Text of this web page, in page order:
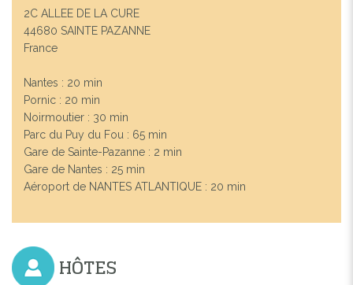
2C ALLEE DE LA CURE
44680 SAINTE PAZANNE
France
Nantes : 20 min
Pornic : 20 min
Noirmoutier : 30 min
Parc du Puy du Fou : 65 min
Gare de Sainte-Pazanne : 2 min
Gare de Nantes : 25 min
Aéroport de NANTES ATLANTIQUE : 20 min
HÔTES